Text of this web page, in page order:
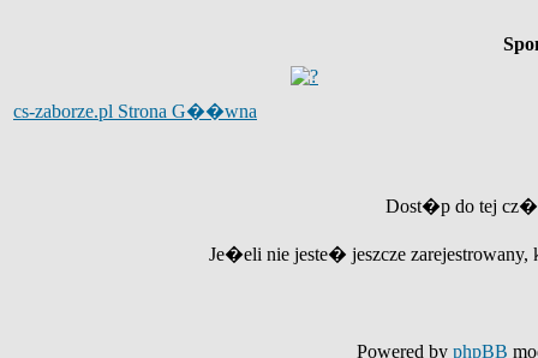
cs-zaborze.pl Strona G��wna
Dost�p do tej
Je�eli nie jeste� jeszcze
Powered by phpBB